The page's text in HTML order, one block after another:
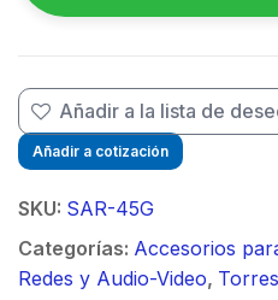
Añadir a la lista de
Añadir a cotización
SKU: SAR-45G
Categorías: Accesorios
Redes y Audio-Video,